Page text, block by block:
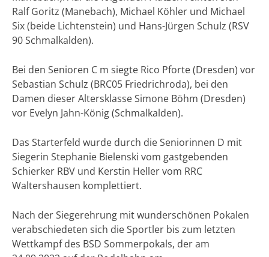
Ralf Goritz (Manebach), Michael Köhler und Michael
Six (beide Lichtenstein) und Hans-Jürgen Schulz (RSV
90 Schmalkalden).
Bei den Senioren C m siegte Rico Pforte (Dresden) vor
Sebastian Schulz (BRC05 Friedrichroda), bei den
Damen dieser Altersklasse Simone Böhm (Dresden)
vor Evelyn Jahn-König (Schmalkalden).
Das Starterfeld wurde durch die Seniorinnen D mit
Siegerin Stephanie Bielenski vom gastgebenden
Schierker RBV und Kerstin Heller vom RRC
Waltershausen komplettiert.
Nach der Siegerehrung mit wunderschönen Pokalen
verabschiedeten sich die Sportler bis zum letzten
Wettkampf des BSD Sommerpokals, der am